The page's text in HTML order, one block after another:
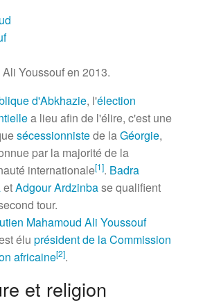
Youssouf en 2013.
d'Abkhazie, l'élection
a lieu afin de l'élire, c'est une
sécessionnistede la Géorgie,
par la majorité de la
internationale[1]. Badra
etAdgour Ardzinbase qualifient
tour.
Mahamoud Ali Youssouf
élu président de la Commission
africaine[2].
et religion